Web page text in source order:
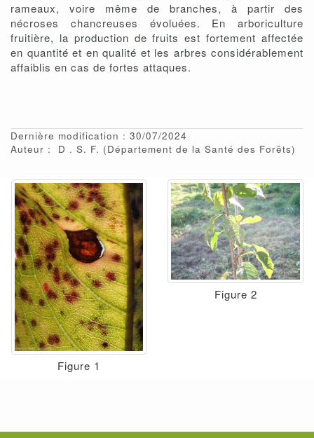
rameaux, voire même de branches, à partir des
nécroses chancreuses évoluées. En arboriculture
fruitière, la production de fruits est fortement affectée
en quantité et en qualité et les arbres considérablement
affaiblis en cas de fortes attaques.
Dernière modification : 30/07/2024
Auteur :
D S. F. (Département de la Santé des Forêts)
Figure 1
Figure 2